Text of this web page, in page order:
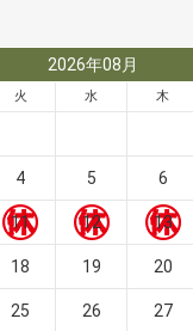
2026年08月
火 水 木
4 5 6
11 12 13
18 19 20
25 26 27